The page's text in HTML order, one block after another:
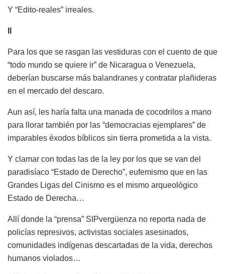
Y “Edito-reales” irreales.
Para los que se rasgan las vestiduras con el cuento de que
“todo mundo se quiere ir” de Nicaragua o Venezuela,
deberían buscarse más balandranes y contratar plañideras
en el mercado del descaro.
Aun así, les haría falta una manada de cocodrilos a mano
para llorar también por las “democracias ejemplares” de
imparables éxodos bíblicos sin tierra prometida a la vista.
Y clamar con todas las de la ley por los que se van del
paradisíaco “Estado de Derecho”, eufemismo que en las
Grandes Ligas del Cinismo es el mismo arqueológico
Estado de Derecha…
Allí donde la “prensa” SIPvergüenza no reporta nada de
policías represivos, activistas sociales asesinados,
comunidades indígenas descartadas de la vida, derechos
humanos violados…